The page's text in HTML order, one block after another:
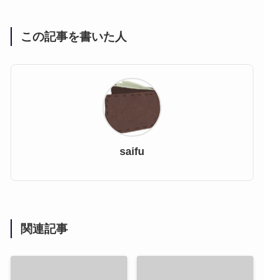
この記事を書いた人
saifu
関連記事